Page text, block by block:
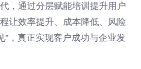
，通过分层赋能培训提升用户
让效率提升、成本降低、风险
”，真正实现客户成功与企业发